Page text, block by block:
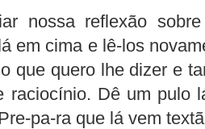
nossa reflexão
em cima e lê-los
que quero lhe dizer e
raciocínio. Dê um pulo
pa-ra que lá vem